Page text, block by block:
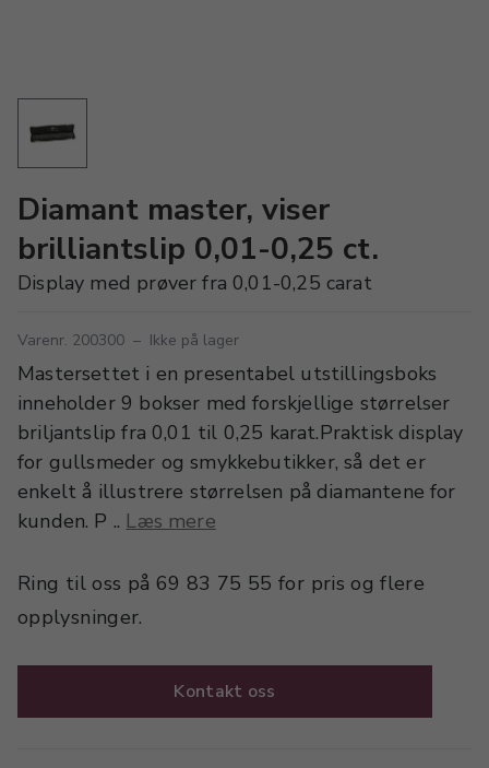
Diamant master, viser
brilliantslip 0,01-0,25 ct.
Display med prøver fra 0,01-0,25 carat
Varenr. 200300 – Ikke på lager
Mastersettet i en presentabel utstillingsboks
inneholder 9 bokser med forskjellige størrelser
briljantslip fra 0,01 til 0,25 karat.Praktisk display
for gullsmeder og smykkebutikker, så det er
enkelt å illustrere størrelsen på diamantene for
kunden. P .. Læs mere
Ring til oss på 69 83 75 55 for pris og flere
opplysninger.
Kontakt oss